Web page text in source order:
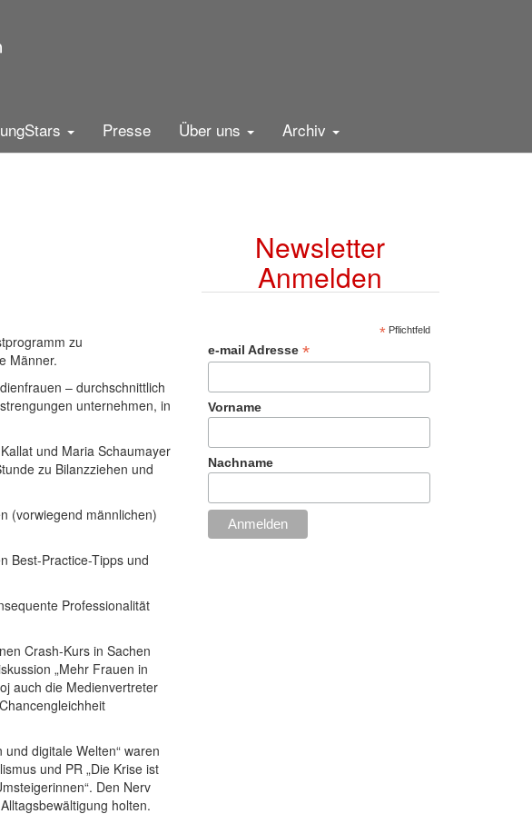
Presse Über uns Archiv
zu
Männer.
– durchschnittlich
unternehmen, in
und Maria Schaumayer
zu Bilanzziehen und
(vorwiegend männlichen)
Best-Practice-Tipps und
Professionalität
Crash-Kurs in Sachen
„Mehr Frauen in
auch die Medienvertreter
digitale Welten“ waren
und PR „Die Krise ist
Den Nerv
holten.
Newsletter
Anmelden
*Pflichtfeld
e-mail Adresse*
Vorname
Nachname